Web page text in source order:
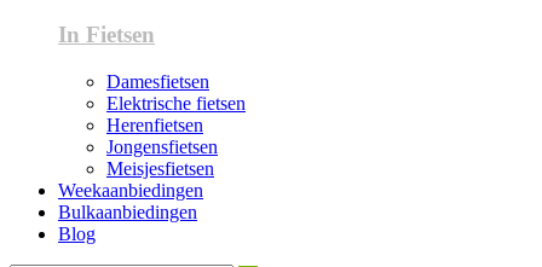
In Fietsen
Damesfietsen
Elektrische fietsen
Herenfietsen
Jongensfietsen
Meisjesfietsen
Weekaanbiedingen
Bulkaanbiedingen
Blog